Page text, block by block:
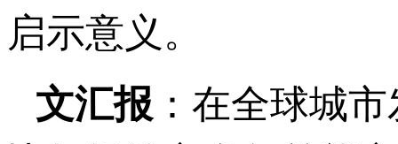
启示意义。
文汇报 ：在全球城